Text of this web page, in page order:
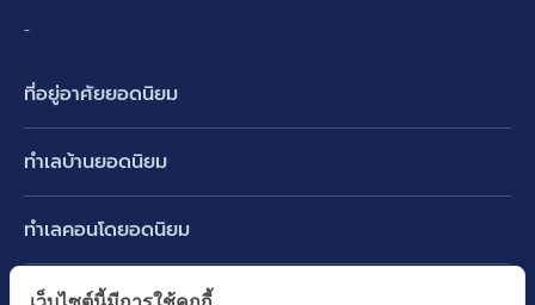
-
ที่อยู่อาศัยยอดนิยม
ทาวน์เฮ้าส์ ทาวน์โฮม
คอนโดมิเนียม
ทำเลบ้านยอดนิยม
บางนา รามคำแหง 2
ทำเลคอนโดยอดนิยม
ทำเล BTS ยอดนิยม